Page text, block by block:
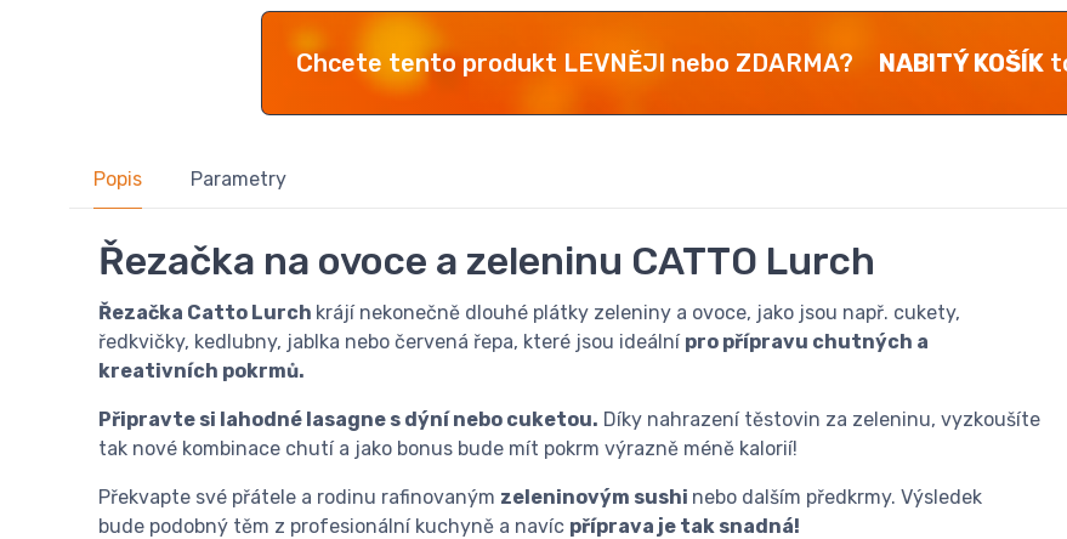
Chcete tento produkt LEVNĚJI nebo ZDARMA? NABITÝ KOŠÍK
Popis Parametry
Řezačka na ovoce a zeleninu CATTO Lurch​
Řezačka Catto Lurch krájí nekonečně dlouhé plátky zeleniny a ovoce, jako jsou např. cukety,
ředkvičky, kedlubny, jablka nebo červená řepa, které jsou ideální pro přípravu chutných a
kreativních pokrmů.
Připravte si lahodné lasagne s dýní nebo cuketou. Díky nahrazení těstovin za zeleninu, vyzkoušíte
tak nové kombinace chutí a jako bonus bude mít pokrm výrazně méně kalorií!
Překvapte své přátele a rodinu rafinovaným zeleninovým sushi nebo dalším předkrmy. Výsledek
bude podobný těm z profesionální kuchyně a navíc příprava je tak snadná!